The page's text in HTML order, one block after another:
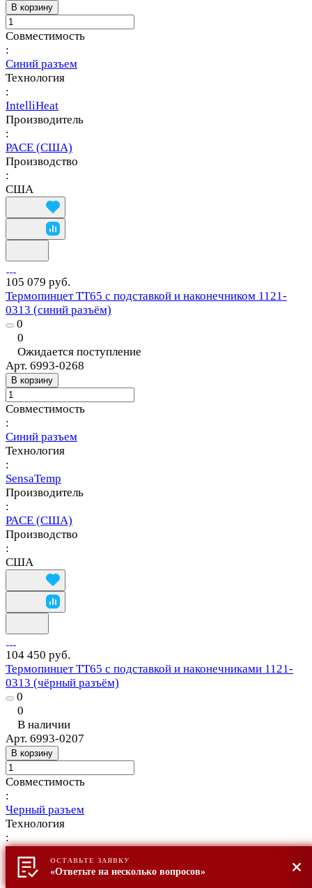
В корзину
Совместимость
:
Синий разъем
Технология
:
IntelliHeat
Производитель
:
PACE (США)
Производство
:
США
105 079 руб.
Термопинцет TT65 с подставкой и наконечником 1121-
0313 (синий разъём)
0
0
Ожидается поступление
Арт. 6993-0268
В корзину
Совместимость
:
Синий разъем
Технология
:
SensaTemp
Производитель
:
PACE (США)
Производство
:
США
104 450 руб.
Термопинцет TT65 с подставкой и наконечниками 1121-
0313 (чёрный разъём)
0
0
В наличии
Арт. 6993-0207
В корзину
Совместимость
:
Черный разъем
Технология
:
ПроизводительОСТАВЬТЕ ЗАЯВКУ
«Ответьте на несколько вопросов»